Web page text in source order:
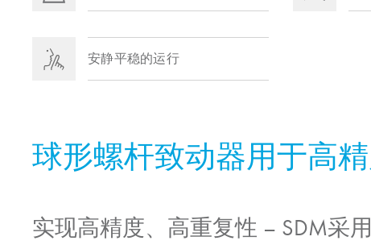
安静平稳的运行
球形螺杆致动器用于高
实现高精度、高重复性 – SDM采